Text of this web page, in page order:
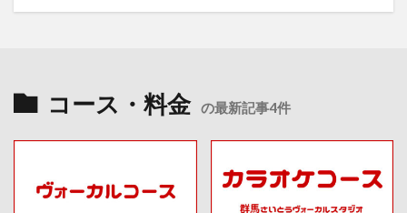
コース・料金 の最新記事4件